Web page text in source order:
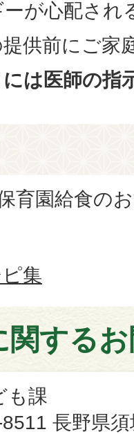
が心配され
供前にご家
は医師の指
育園給食の
集
関する
も課
長野県